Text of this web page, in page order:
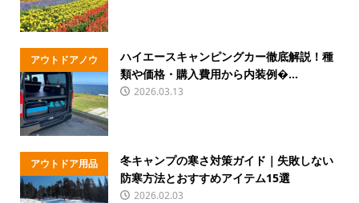
アウトドアノウ
ハウ
ハイエースキャンピングカー徹底解説！種
類や価格・購入費用から内装例�...
2026.03.13
アウトドア用品
冬キャンプの寒さ対策ガイド｜失敗しない
防寒方法とおすすめアイテム15選
2026.02.03